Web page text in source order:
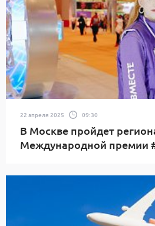
22 апреля 2025 09:30
В Москве пройдет
Международной премии